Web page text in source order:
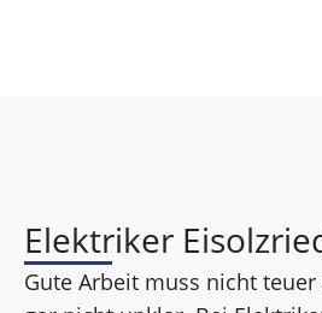
Elektriker
Gute Arbeit muss nicht